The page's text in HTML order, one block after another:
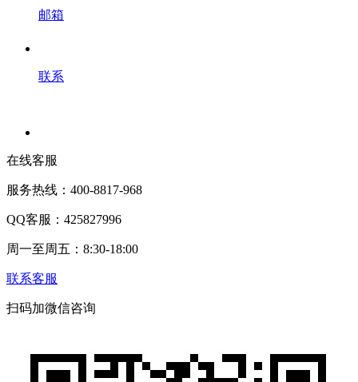
邮箱
联系
在线客服
服务热线：400-8817-968
QQ客服：425827996
周一至周五：8:30-18:00
联系客服
扫码加微信咨询